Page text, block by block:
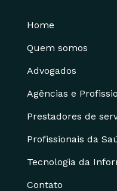
Home
Quem somos
Advogados
Agências e
Prestadores de
Profissionais da
Tecnologia da
Contato